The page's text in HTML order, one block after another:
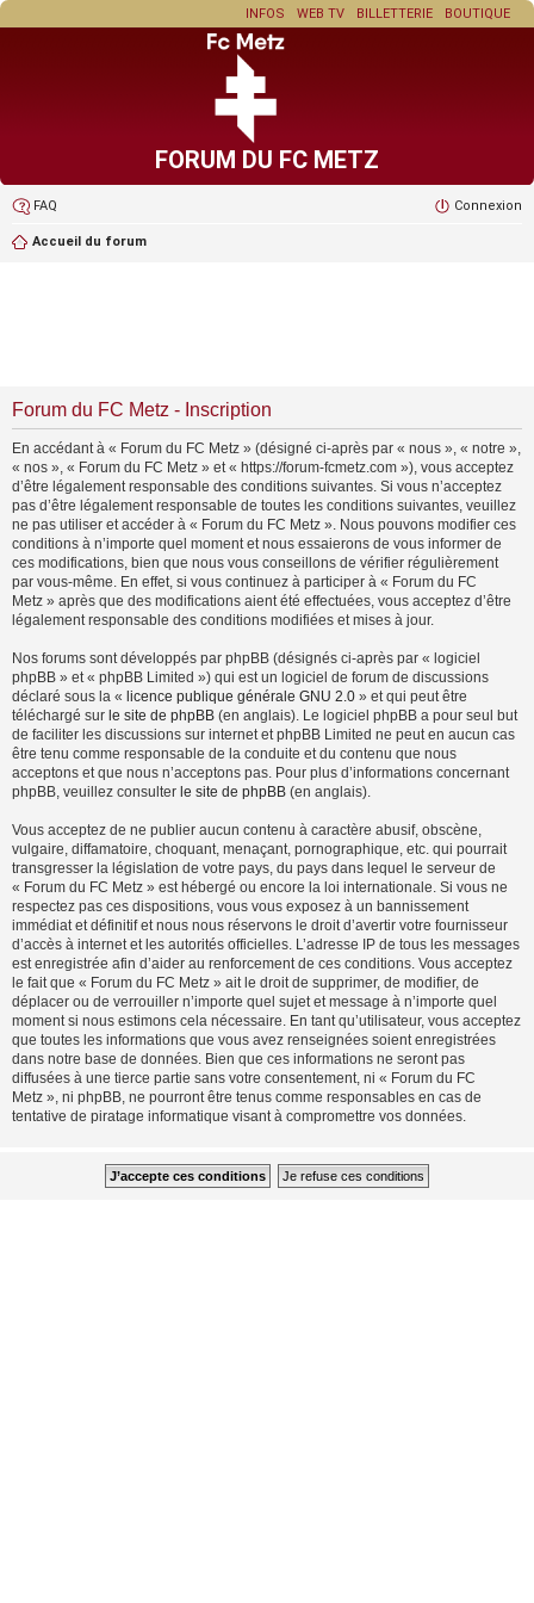
BOUTIQUE
BILLETTERIE
WEB TV
INFOS
FORUM DU FC METZ
FAQ Connexion
Accueil du forum
Forum du FC Metz - Inscription
En accédant à « Forum du FC Metz » (désigné ci-après par « nous », « notre »,
« nos », « Forum du FC Metz » et « https://forum-fcmetz.com »), vous acceptez
d’être légalement responsable des conditions suivantes. Si vous n’acceptez
pas d’être légalement responsable de toutes les conditions suivantes, veuillez
ne pas utiliser et accéder à « Forum du FC Metz ». Nous pouvons modifier ces
conditions à n’importe quel moment et nous essaierons de vous informer de
ces modifications, bien que nous vous conseillons de vérifier régulièrement
par vous-même. En effet, si vous continuez à participer à « Forum du FC
Metz » après que des modifications aient été effectuées, vous acceptez d’être
légalement responsable des conditions modifiées et mises à jour.
Nos forums sont développés par phpBB (désignés ci-après par « logiciel
phpBB » et « phpBB Limited ») qui est un logiciel de forum de discussions
déclaré sous la « licence publique générale GNU 2.0 » et qui peut être
téléchargé sur le site de phpBB (en anglais). Le logiciel phpBB a pour seul but
de faciliter les discussions sur internet et phpBB Limited ne peut en aucun cas
être tenu comme responsable de la conduite et du contenu que nous
acceptons et que nous n’acceptons pas. Pour plus d’informations concernant
phpBB, veuillez consulter le site de phpBB (en anglais).
Vous acceptez de ne publier aucun contenu à caractère abusif, obscène,
vulgaire, diffamatoire, choquant, menaçant, pornographique, etc. qui pourrait
transgresser la législation de votre pays, du pays dans lequel le serveur de
« Forum du FC Metz » est hébergé ou encore la loi internationale. Si vous ne
respectez pas ces dispositions, vous vous exposez à un bannissement
immédiat et définitif et nous nous réservons le droit d’avertir votre fournisseur
d’accès à internet et les autorités officielles. L’adresse IP de tous les messages
est enregistrée afin d’aider au renforcement de ces conditions. Vous acceptez
le fait que « Forum du FC Metz » ait le droit de supprimer, de modifier, de
déplacer ou de verrouiller n’importe quel sujet et message à n’importe quel
moment si nous estimons cela nécessaire. En tant qu’utilisateur, vous acceptez
que toutes les informations que vous avez renseignées soient enregistrées
dans notre base de données. Bien que ces informations ne seront pas
diffusées à une tierce partie sans votre consentement, ni « Forum du FC
Metz », ni phpBB, ne pourront être tenus comme responsables en cas de
tentative de piratage informatique visant à compromettre vos données.